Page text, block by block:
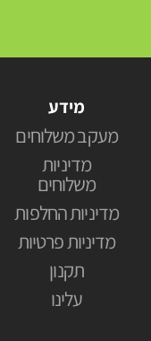
מידע
מעקב משלוחים
מדיניות
משלוחים
מדיניות החלפות
מדיניות פרטיות
תקנון
עלינו